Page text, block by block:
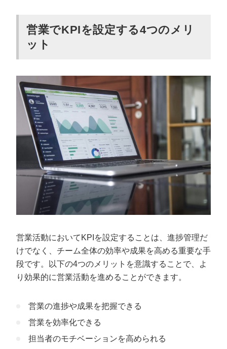
営業でKPIを設定する4つのメリ
ット
営業活動においてKPIを設定することは、進捗管理だ
けでなく、チーム全体の効率や成果を高める重要な手
段です。以下の4つのメリットを意識することで、よ
り効果的に営業活動を進めることができます。
営業の進捗や成果を把握できる
営業を効率化できる
担当者のモチベーションを高められる